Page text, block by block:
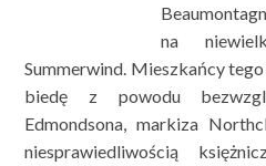
na
Summerwind. Mieszkańcy
biedę z powodu
Edmondsona, markiza
niesprawiedliwością